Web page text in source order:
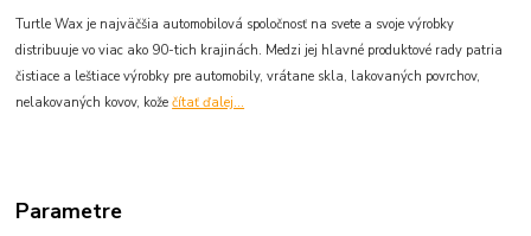
Turtle Wax je najväčšia automobilová spoločnosť na svete a svoje výrobky
distribuuje vo viac ako 90-tich krajinách. Medzi jej hlavné produktové rady patria
čistiace a leštiace výrobky pre automobily, vrátane skla, lakovaných povrchov,
nelakovaných kovov, kožečítať ďalej...
Parametre